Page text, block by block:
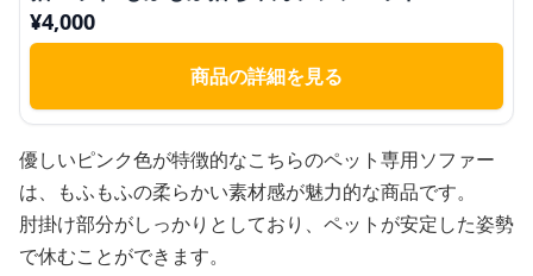
¥4,000
商品の詳細を見る
優しいピンク色が特徴的なこちらのペット専用ソファー
は、もふもふの柔らかい素材感が魅力的な商品です。
肘掛け部分がしっかりとしており、ペットが安定した姿勢
で休むことができます。